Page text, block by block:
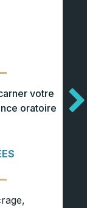
votre
oratoire